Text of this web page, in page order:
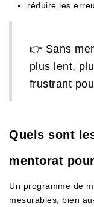
réduire les
👉 Sans
plus lent,
frustrant
Quels sont
mentorat
Un programme de
mesurables, bien